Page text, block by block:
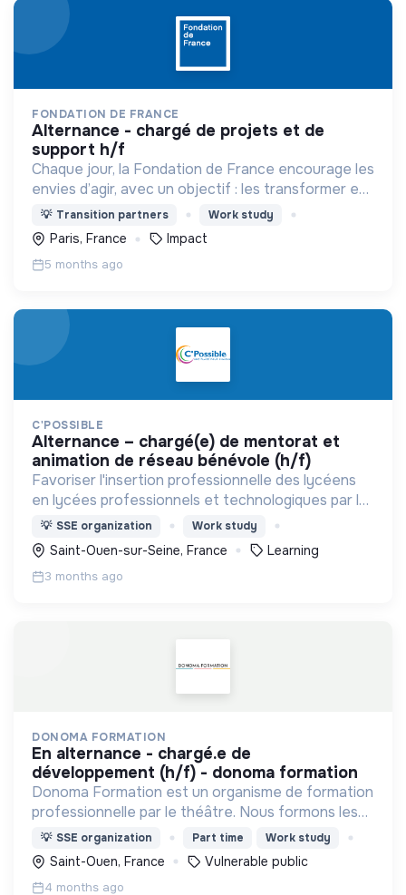
FONDATION DE FRANCE
alternance - chargé de projets et de
support h/f
Chaque jour, la Fondation de France encourage les
envies d’agir, avec un objectif : les transformer en
actions utiles et efficaces pour construire une
société plus digne et plus juste.
💡 Transition partners Work study
Paris, France Impact
5 months ago
C'POSSIBLE
alternance – chargé(e) de mentorat et
animation de réseau bénévole (h/f)
Favoriser l'insertion professionnelle des lycéens
en lycées professionnels et technologiques par le
mentorat individuel, des ateliers en classe et le
rapprochement entre lycées et entreprises
locales
💡 SSE organization Work study
Saint-Ouen-sur-Seine, France Learning
3 months ago
DONOMA FORMATION
en alternance - chargé.e de
développement (h/f) - donoma formation
Donoma Formation est un organisme de formation
professionnelle par le théâtre. Nous formons les
professionnels qui accompagnent les publics
vulnérables (gérontologie, handicap et grande
précarité).
💡 SSE organization Part time Work study
Saint-Ouen, France Vulnerable public
4 months ago